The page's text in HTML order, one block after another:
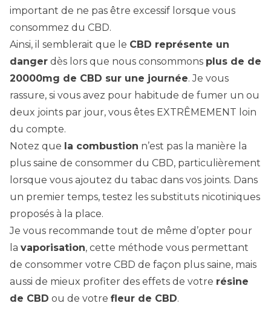
important de ne pas être excessif lorsque vous
consommez du CBD.
Ainsi, il semblerait que le CBD représente un
danger dès lors que nous consommons plus de de
20000mg de CBD sur une journée. Je vous
rassure, si vous avez pour habitude de fumer un ou
deux joints par jour, vous êtes EXTRÊMEMENT loin
du compte.
Notez que la combustion n’est pas la manière la
plus saine de consommer du CBD, particulièrement
lorsque vous ajoutez du tabac dans vos joints. Dans
un premier temps, testez les substituts nicotiniques
proposés à la place.
Je vous recommande tout de même d’opter pour
la vaporisation, cette méthode vous permettant
de consommer votre CBD de façon plus saine, mais
aussi de mieux profiter des effets de votre résine
de CBD ou de votre fleur de CBD.